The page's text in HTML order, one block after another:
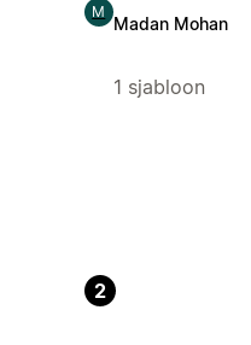
M
Madan Mohan
1 sjabloon
2